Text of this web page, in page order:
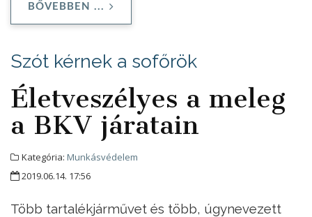
BŐVEBBEN ...
Szót kérnek a sofőrök
Életveszélyes a meleg
a BKV járatain
Kategória: Munkásvédelem
2019.06.14. 17:56
Több tartalékjárművet és több, úgynevezett